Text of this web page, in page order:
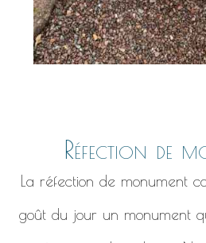
Réfection de
La réfection de monument
goût du jour un monument